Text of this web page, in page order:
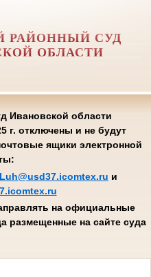
РАЙОННЫЙ СУД
ОБЛАСТИ
Ивановской области
г. отключены и не будут
ящики электронной
Luh@usd37.icomtex.ru и
на официальные
размещенные на сайте суда